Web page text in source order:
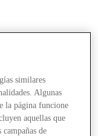
similares
Algunas
la página funcione
aquellas que
de